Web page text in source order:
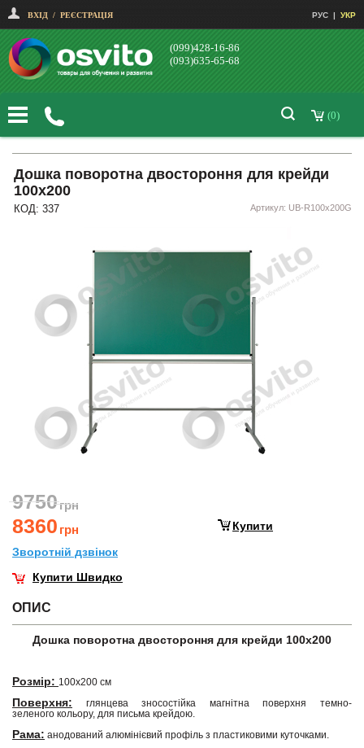
ВХІД / РЕЄСТРАЦІЯ РУС | УКР
(099)428-16-86
(093)635-65-68
(0)
Дошка поворотна двостороння для крейди
100х200
КОД: 337 Артикул: UB-R100x200G
9750грн
8360 грн
Купити
Зворотнiй дзвiнок
Купити Швидко
ОПИС
Дошка поворотна двостороння для крейди 100х200
Розмір: 100х200 см
Поверхня: глянцева зносостійка магнітна поверхня темно-
зеленого кольору, для письма крейдою.
Рама: анодований алюмінієвий профіль з пластиковими куточками.